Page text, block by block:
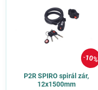
10%
P2R SPIRO spirál zár,
12x1500mm